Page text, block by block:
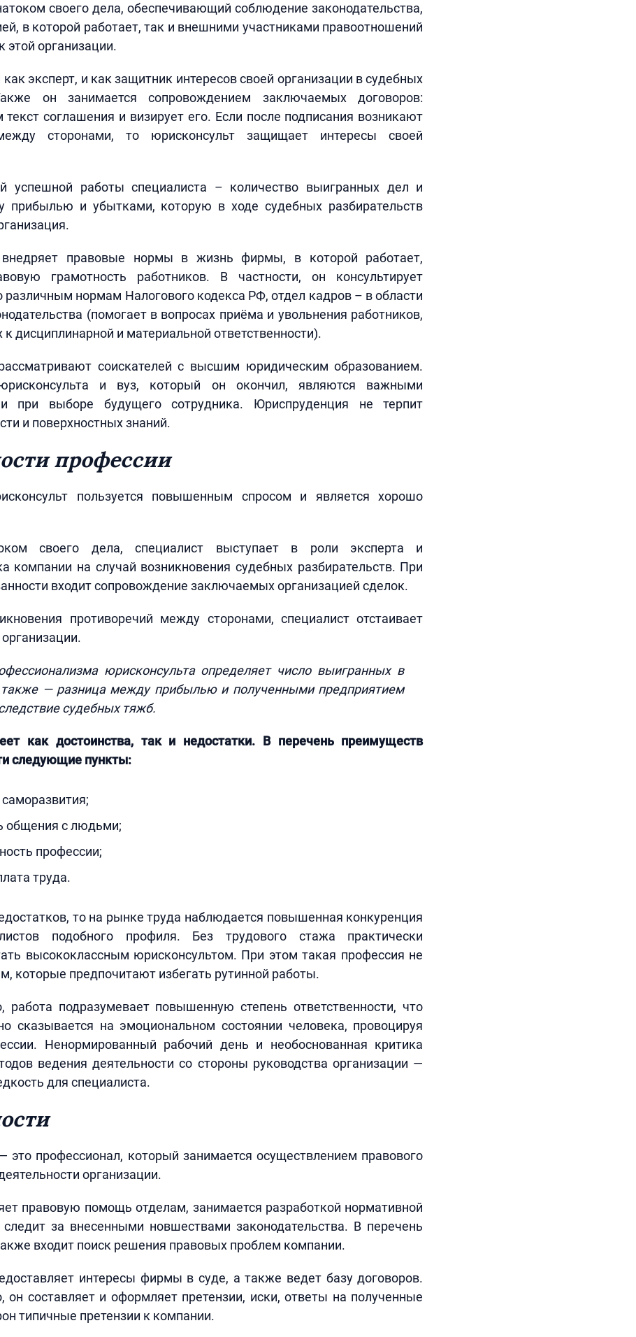
своего дела, обеспечивающий соблюдение законодательства,
в которой работает, так и внешними участниками правоотношений
организации.
эксперт, и как защитник интересов своей организации в судебных
он занимается сопровождением заключаемых договоров:
текст соглашения и визирует его. Если после подписания возникают
сторонами, то юрисконсульт защищает интересы своей
успешной работы специалиста – количество выигранных дел и
прибылью и убытками, которую в ходе судебных разбирательств
внедряет правовые нормы в жизнь фирмы, в которой работает,
грамотность работников. В частности, он консультирует
различным нормам Налогового кодекса РФ, отдел кадров – в области
(помогает в вопросах приёма и увольнения работников,
к дисциплинарной и материальной ответственности).
соискателей с высшим юридическим образованием.
и вуз, который он окончил, являются важными
при выборе будущего сотрудника. Юриспруденция не терпит
и поверхностных знаний.
профессии
пользуется повышенным спросом и является хорошо
своего дела, специалист выступает в роли эксперта и
компании на случай возникновения судебных разбирательств. При
входит сопровождение заключаемых организацией сделок.
противоречий между сторонами, специалист отстаивает
юрисконсульта определяет число выигранных в
также — разница между прибылью и полученными предприятием
судебных тяжб.
как достоинства, так и недостатки. В перечень преимуществ
следующие пункты:
общения с людьми;
профессии;
труда.
то на рынке труда наблюдается повышенная конкуренция
подобного профиля. Без трудового стажа практически
высококлассным юрисконсультом. При этом такая профессия не
которые предпочитают избегать рутинной работы.
работа подразумевает повышенную степень ответственности, что
сказывается на эмоциональном состоянии человека, провоцируя
Ненормированный рабочий день и необоснованная критика
ведения деятельности со стороны руководства организации —
для специалиста.
это профессионал, который занимается осуществлением правового
организации.
правовую помощь отделам, занимается разработкой нормативной
за внесенными новшествами законодательства. В перечень
входит поиск решения правовых проблем компании.
интересы фирмы в суде, а также ведет базу договоров.
он составляет и оформляет претензии, иски, ответы на полученные
типичные претензии к компании.